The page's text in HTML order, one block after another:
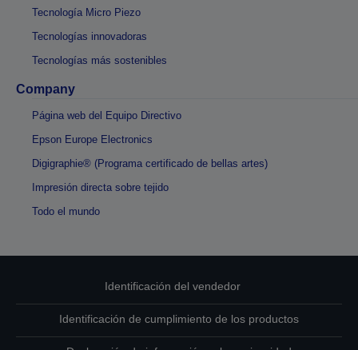
Tecnología Micro Piezo
Tecnologías innovadoras
Tecnologías más sostenibles
Company
Página web del Equipo Directivo
Epson Europe Electronics
Digigraphie® (Programa certificado de bellas artes)
Impresión directa sobre tejido
Todo el mundo
Identificación del vendedor
Identificación de cumplimiento de los productos